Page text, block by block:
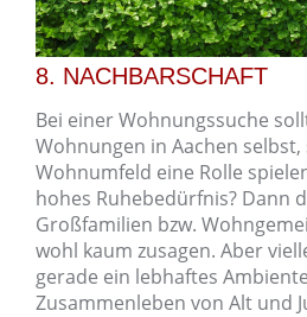
8. NACHBARSCHAFT
Bei einer Wohnungssuche
Wohnungen in Aachen
Wohnumfeld eine Rolle
hohes Ruhebedürfnis? Dann
Großfamilien bzw.
wohl kaum zusagen. Aber
gerade ein lebhaftes
Zusammenleben von Alt und